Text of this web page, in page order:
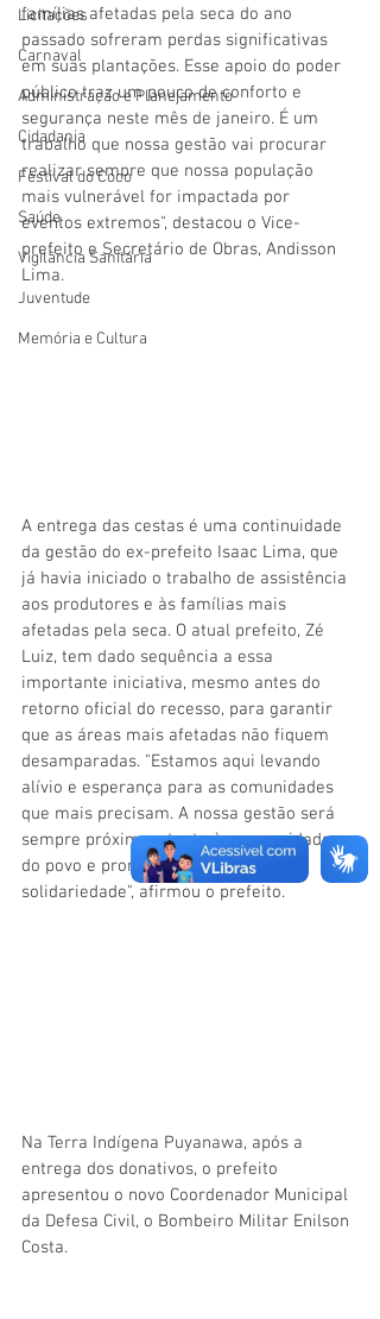
Licitações
Carnaval
Administração e Planejamento
Cidadania
Festival do Coco
Saúde
Vigilãncia Sanitária
Juventude
Memória e Cultura
famílias afetadas pela seca do ano
passado sofreram perdas significativas
em suas plantações. Esse apoio do poder
público traz um pouco de conforto e
segurança neste mês de janeiro. É um
trabalho que nossa gestão vai procurar
realizar sempre que nossa população
mais vulnerável for impactada por
eventos extremos", destacou o Vice-
prefeito e Secretário de Obras, Andisson
Lima.
A entrega das cestas é uma continuidade
da gestão do ex-prefeito Isaac Lima, que
já havia iniciado o trabalho de assistência
aos produtores e às famílias mais
afetadas pela seca. O atual prefeito, Zé
Luiz, tem dado sequência a essa
importante iniciativa, mesmo antes do
retorno oficial do recesso, para garantir
que as áreas mais afetadas não fiquem
desamparadas. "Estamos aqui levando
alívio e esperança para as comunidades
que mais precisam. A nossa gestão será
sempre próxima, atenta às necessidades
do povo e pronta para agir com
solidariedade", afirmou o prefeito.
Na Terra Indígena Puyanawa, após a
entrega dos donativos, o prefeito
apresentou o novo Coordenador Municipal
da Defesa Civil, o Bombeiro Militar Enilson
Costa.